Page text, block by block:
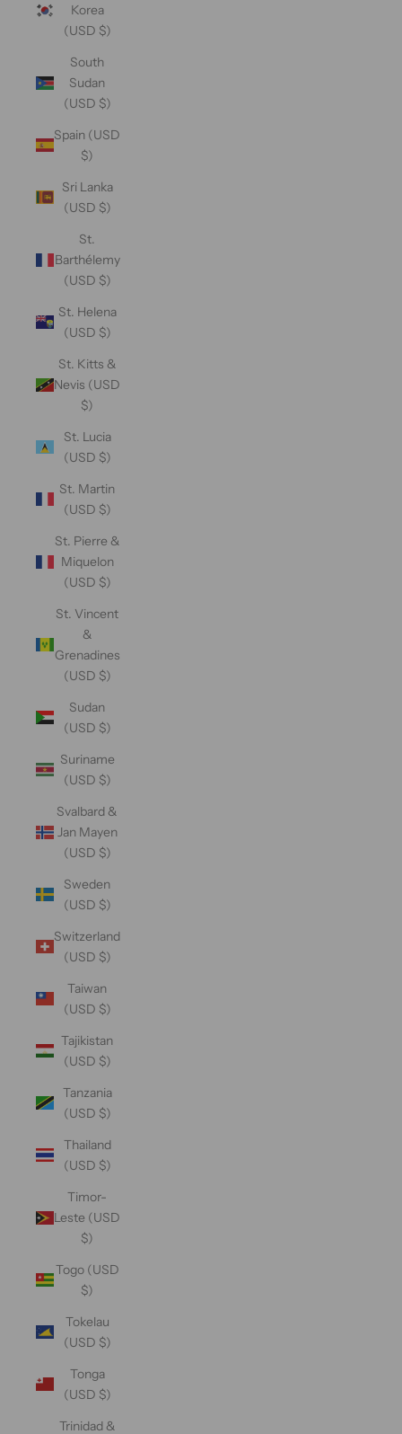
Korea
(USD $)
South
Sudan
(USD $)
Spain (USD
$)
Sri Lanka
(USD $)
St.
Barthélemy
(USD $)
St. Helena
(USD $)
St. Kitts &
Nevis (USD
$)
St. Lucia
(USD $)
St. Martin
(USD $)
St. Pierre &
Miquelon
(USD $)
St. Vincent
&
Grenadines
(USD $)
Sudan
(USD $)
Suriname
(USD $)
Svalbard &
Jan Mayen
(USD $)
Sweden
(USD $)
Switzerland
(USD $)
Taiwan
(USD $)
Tajikistan
(USD $)
Tanzania
(USD $)
Thailand
(USD $)
Timor-
Leste (USD
$)
Togo (USD
$)
Tokelau
(USD $)
Tonga
(USD $)
Trinidad &